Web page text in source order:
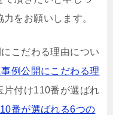
をお願いします。
こだわる理由につい
例公開にこだわる理
片付け110番が選ばれ
番が選ばれる6つの